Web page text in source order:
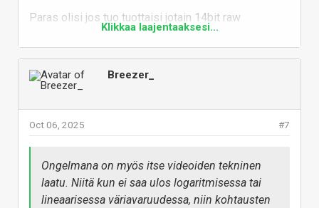
Paras olisi jos tuo tuottaisi jotain 14bit raw
formaattia jota sitten voisi paremmin sovittaa.
Promptaamalla et tuota nimittäin saa ikinä tekemään
samaa videota kuin äsken, mutta muuttaen
värimäärittelyä pikkasen suuntaan x.
Vastaa
Klikkaa laajentaaksesi...
Breezer_
#7
Oct 06, 2025
Ongelmana on myös itse videoiden tekninen
laatu. Niitä kun ei saa ulos logaritmisessa tai
lineaarisessa väriavaruudessa, niin kohtausten